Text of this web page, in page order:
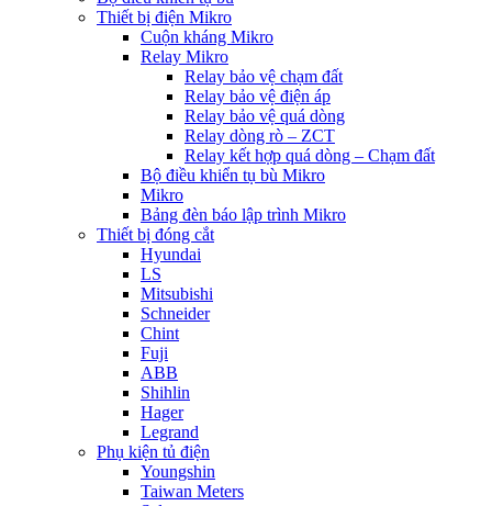
Thiết bị điện Mikro
Cuộn kháng Mikro
Relay Mikro
Relay bảo vệ chạm đất
Relay bảo vệ điện áp
Relay bảo vệ quá dòng
Relay dòng rò – ZCT
Relay kết hợp quá dòng – Chạm đất
Bộ điều khiển tụ bù Mikro
Mikro
Bảng đèn báo lập trình Mikro
Thiết bị đóng cắt
Hyundai
LS
Mitsubishi
Schneider
Chint
Fuji
ABB
Shihlin
Hager
Legrand
Phụ kiện tủ điện
Youngshin
Taiwan Meters